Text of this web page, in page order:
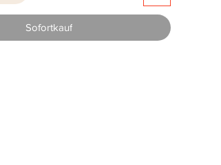
Sofortkauf